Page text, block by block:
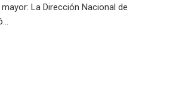
La Dirección Nacional de